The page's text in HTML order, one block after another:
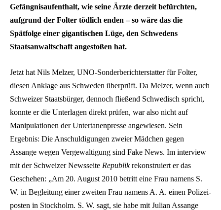
Gefängnisaufenthalt, wie seine Ärzte derzeit befürchten,
aufgrund der Folter tödlich enden – so wäre das die
Spätfolge einer gigantischen Lüge, den Schwedens
Staatsanwaltschaft angestoßen hat.
Jetzt hat Nils Melzer, UNO-Sonderberichterstatter für Folter,
diesen Anklage aus Schweden überprüft. Da Melzer, wenn auch
Schweizer Staatsbürger, dennoch fließend Schwedisch spricht,
konnte er die Unterlagen direkt prüfen, war also nicht auf
Manipulationen der Untertanenpresse angewiesen. Sein
Ergebnis: Die Anschuldigungen zweier Mädchen gegen
Assange wegen Vergewaltigung sind Fake News. Im interview
mit der Schweizer Newsseite Republikrekonstruiert er das
Geschehen: „Am 20. August 2010 betritt eine Frau namens S.
W. in Begleitung einer zweiten Frau namens A. A. einen Polizei­
posten in Stockholm. S. W. sagt, sie habe mit Julian Assange